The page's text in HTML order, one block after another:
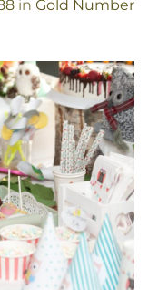
in Gold Number